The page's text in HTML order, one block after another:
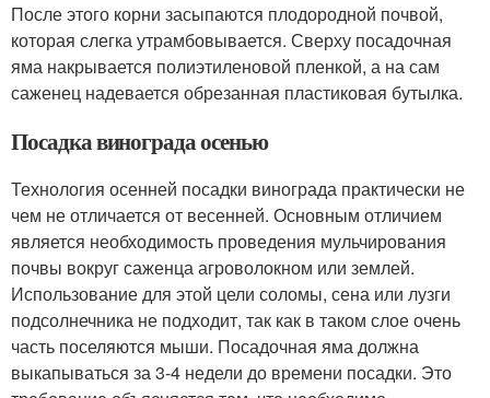
После этого корни засыпаются плодородной почвой,
которая слегка утрамбовывается. Сверху посадочная
яма накрывается полиэтиленовой пленкой, а на сам
саженец надевается обрезанная пластиковая бутылка.
Посадка винограда осенью
Технология осенней посадки винограда практически не
чем не отличается от весенней. Основным отличием
является необходимость проведения мульчирования
почвы вокруг саженца агроволокном или землей.
Использование для этой цели соломы, сена или лузги
подсолнечника не подходит, так как в таком слое очень
часть поселяются мыши. Посадочная яма должна
выкапываться за 3-4 недели до времени посадки. Это